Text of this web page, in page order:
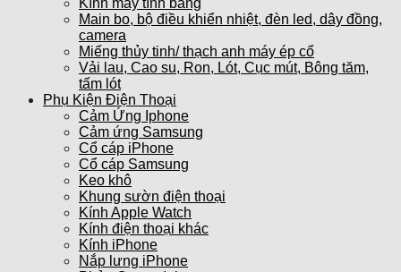
Main bo, bộ điều khiển nhiệt, đèn led, dây đồng,
camera
Miếng thủy tinh/ thạch anh máy ép cổ
Vải lau, Cao su, Ron, Lót, Cục mút, Bông tăm,
tấm lót
Phụ Kiện Điện Thoại
Cảm Ứng Iphone
Cảm ứng Samsung
Cổ cáp iPhone
Cổ cáp Samsung
Keo khô
Khung sườn điện thoại
Kính Apple Watch
Kính điện thoại khác
Kính iPhone
Nắp lưng iPhone